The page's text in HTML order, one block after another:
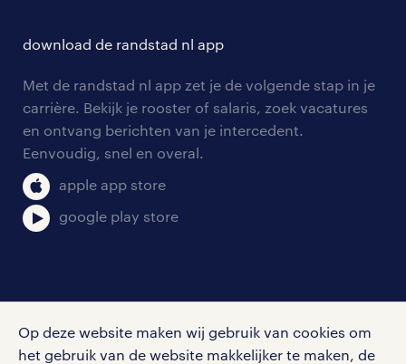
Op deze website maken wij gebruik van cookies om
het gebruik van de website makkelijker te maken, de
tarieven
personeel gezocht
aanmelden nieuwsbrief
blogs en artikelen
salarischecker
bruto-netto calculator
onze vestigingen
pers
klachten en misstanden
download de randstad nl app
Met de randstad nl app zet je de volgende stap in je
carrière. Bekijk je rooster of salaris, zoek vacatures
en ontvang berichten van je intercedent.
Eenvoudig, snel en overal.
apple app store
google play store
Volg ons voor de leukste content omtrent